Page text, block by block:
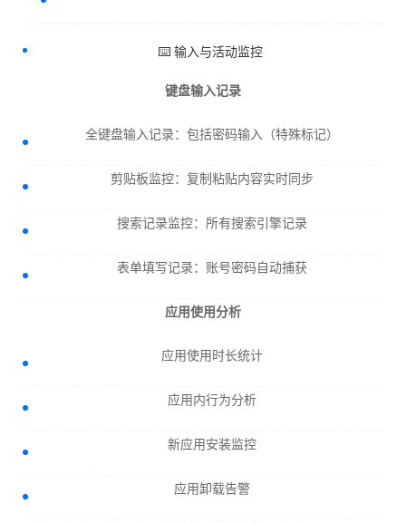
⌨️ 输入与活动监控
键盘输入记录
全键盘输入记录：包括密码输入（特殊标记）
剪贴板监控：复制粘贴内容实时同步
搜索记录监控：所有搜索引擎记录
表单填写记录：账号密码自动捕获
应用使用分析
应用使用时长统计
应用内行为分析
新应用安装监控
应用卸载告警